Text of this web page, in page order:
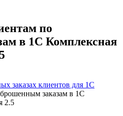
по
в 1С Комплексная
заказах клиентов для 1C
заказам в 1С
2.5